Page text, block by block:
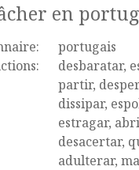
en
portugais
desbaratar,
partir,
dissipar,
estragar,
desacertar,
adulterar,